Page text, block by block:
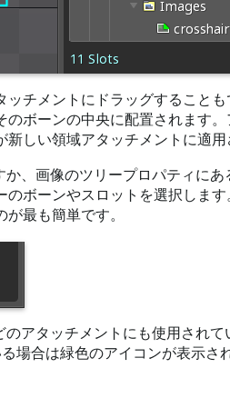
チメントにドラッグすること
ボーンの中央に配置されます
しい領域アタッチメントに適用
か、画像のツリープロパティにあ
ボーンやスロットを選択しま
最も簡単です。
のアタッチメントにも使用され
場合は緑色のアイコンが表示さ